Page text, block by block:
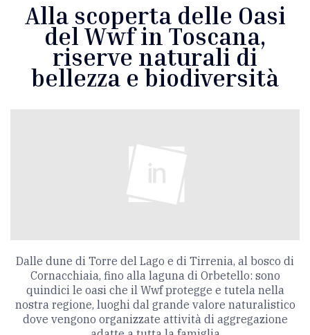
Alla scoperta delle Oasi
del Wwf in Toscana,
riserve naturali di
bellezza e biodiversità
Dalle dune di Torre del Lago e di Tirrenia, al bosco di
Cornacchiaia, fino alla laguna di Orbetello: sono
quindici le oasi che il Wwf protegge e tutela nella
nostra regione, luoghi dal grande valore naturalistico
dove vengono organizzate attività di aggregazione